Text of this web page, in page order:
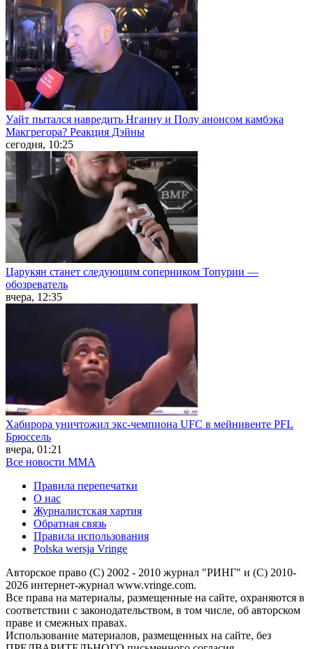
Уайт пытался навредить Нганну и Полу анонсом камбэка
Макгрегора? Реакция Дэйны
сегодня, 10:25
Царукян станет следующим соперником Топурии —
обозреватель
вчера, 12:35
Хабирора уничтожил экс-чемпиона UFC в мейнивенте PFL
Брюссель
вчера, 01:21
Все новости MMA
Правила перепечатки
О нас
Журналистская хартия
Обратная связь
Правила использования
Polska wersja Vringe
Авторское право (С) 2002 - 2010 журнал "РИНГ" и (С) 2010-
2026 интернет-журнал www.vringe.com.
Все права на материалы, размещенные на сайте, охраняются в
соответствии с законодательством, в том числе, об авторском
праве и смежных правах.
Использование материалов, размещенных на сайте, без